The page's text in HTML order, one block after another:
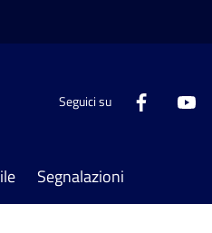
Seguici su
Segnalazioni